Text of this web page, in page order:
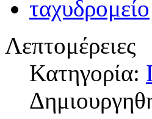
Λεπτομέρειες
Κατηγορία: